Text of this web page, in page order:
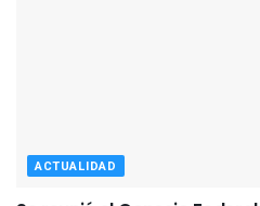
ACTUALIDAD